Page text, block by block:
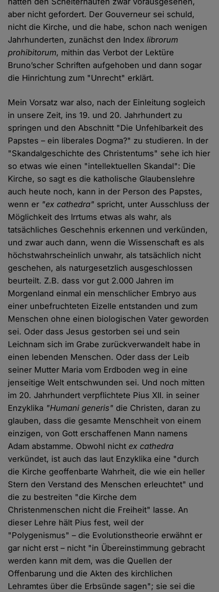
aber nicht gefordert. Der Gouverneur sei schuld,
nicht die Kirche, und die habe, schon nach wenigen
Jahrhunderten, zunächst den Indexlibrorum
prohibitorum, mithin das Verbot der Lektüre
Bruno’scher Schriften aufgehoben und dann sogar
die Hinrichtung zum "Unrecht" erklärt.
Mein Vorsatz war also, nach der Einleitung sogleich
in unsere Zeit, ins 19. und 20. Jahrhundert zu
springen und den Abschnitt "Die Unfehlbarkeit des
Papstes – ein liberales Dogma?" zu studieren. In der
"Skandalgeschichte des Christentums" sehe ich hier
so etwas wie einen "intellektuellen Skandal": Die
Kirche, so sagt es die katholische Glaubenslehre
auch heute noch, kann in der Person des Papstes,
wenn er "ex cathedra" spricht, unter Ausschluss der
Möglichkeit des Irrtums etwas als wahr, als
tatsächliches Geschehnis erkennen und verkünden,
und zwar auch dann, wenn die Wissenschaft es als
höchstwahrscheinlich unwahr, als tatsächlich nicht
geschehen, als naturgesetzlich ausgeschlossen
beurteilt. Z.B. dass vor gut 2.000 Jahren im
Morgenland einmal ein menschlicher Embryo aus
einer unbefruchteten Eizelle entstanden und zum
Menschen ohne einen biologischen Vater geworden
sei. Oder dass Jesus gestorben sei und sein
Leichnam sich im Grabe zurückverwandelt habe in
einen lebenden Menschen. Oder dass der Leib
seiner Mutter Maria vom Erdboden weg in eine
jenseitige Welt entschwunden sei. Und noch mitten
im 20. Jahrhundert verpflichtete Pius XII. in seiner
Enzyklika "Humani generis" die Christen, daran zu
glauben, dass die gesamte Menschheit von einem
einzigen, von Gott erschaffenen Mann namens
Adam abstamme. Obwohl nichtex cathedra
verkündet, ist auch das laut Enzyklika eine "durch
die Kirche geoffenbarte Wahrheit, die wie ein heller
Stern den Verstand des Menschen erleuchtet" und
die zu bestreiten "die Kirche dem
Christenmenschen nicht die Freiheit" lasse. An
dieser Lehre hält Pius fest, weil der
"Polygenismus" – die Evolutionstheorie erwähnt er
gar nicht erst – nicht "in Übereinstimmung gebracht
werden kann mit dem, was die Quellen der
Offenbarung und die Akten des kirchlichen
Lehramtes über die Erbsünde sagen"; sie sei die